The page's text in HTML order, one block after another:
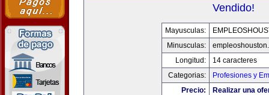
Vendido!
Mayusculas:
Minusculas:
Longitud:
14 caracteres
Categorias:
Profesiones y
Precio:
Realizar una